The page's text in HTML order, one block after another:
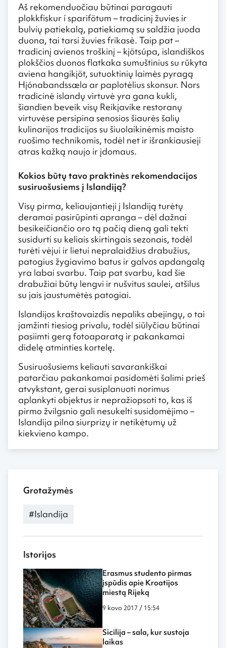
Aš rekomenduočiau būtinai paragauti
plokkfiskur í sparifötum – tradicinį žuvies ir
bulvių patiekalą, patiekiamą su saldžia juoda
duona, tai tarsi žuvies frikasė. Taip pat –
tradicinį avienos troškinį – kjötsúpa, islandiškos
plokščios duonos flatkaka sumuštinius su rūkyta
aviena hangikjöt, sutuoktinių laimės pyragą
Hjónabandssæla ar paplotėlius skonsur. Nors
tradicinė islandų virtuvė yra gana kukli,
šiandien beveik visų Reikjavike restoranų
virtuvėse persipina senosios šiaurės šalių
kulinarijos tradicijos su šiuolaikinėmis maisto
ruošimo technikomis, todėl net ir išrankiausieji
atras kažką naujo ir įdomaus.
Kokios būtų tavo praktinės rekomendacijos
susiruošusiems į Islandiją?
Visų pirma, keliaujantieji į Islandiją turėtų
deramai pasirūpinti apranga – dėl dažnai
besikeičiančio oro tą pačią dieną gali tekti
susidurti su keliais skirtingais sezonais, todėl
turėti vėjui ir lietui nepralaidžius drabužius,
patogius žygiavimo batus ir galvos apdangalą
yra labai svarbu. Taip pat svarbu, kad šie
drabužiai būtų lengvi ir nušvitus saulei, atšilus
su jais jaustumėtės patogiai.
Islandijos kraštovaizdis nepaliks abejingų, o tai
įamžinti tiesiog privalu, todėl siūlyčiau būtinai
pasiimti gerą fotoaparatą ir pakankamai
didelę atminties kortelę.
Susiruošusiems keliauti savarankiškai
patarčiau pakankamai pasidomėti šalimi prieš
atvykstant, gerai susiplanuoti norimus
aplankyti objektus ir nepražiopsoti to, kas iš
pirmo žvilgsnio gali nesukelti susidomėjimo –
Islandija pilna siurprizų ir netikėtumų už
kiekvieno kampo.
Grotažymės
#Islandija
Istorijos
Erasmus studento pirmas
įspūdis apie Kroatijos
miestą Rijeką
9 kovo 2017 / 15:54
Sicilija – sala, kur sustoja
laikas